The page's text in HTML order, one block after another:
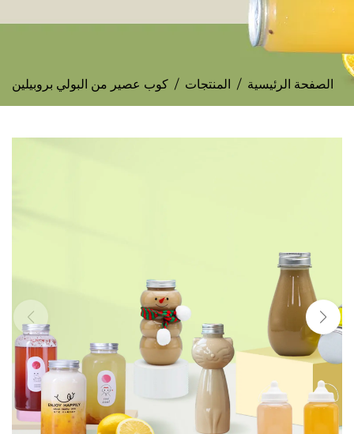
الصفحة الرئيسية / المنتجات / كوب عصير من البولي بروبيلين